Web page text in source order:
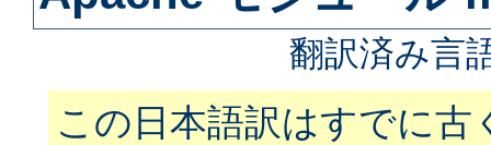
翻訳済み言
この日本語訳はすでに古